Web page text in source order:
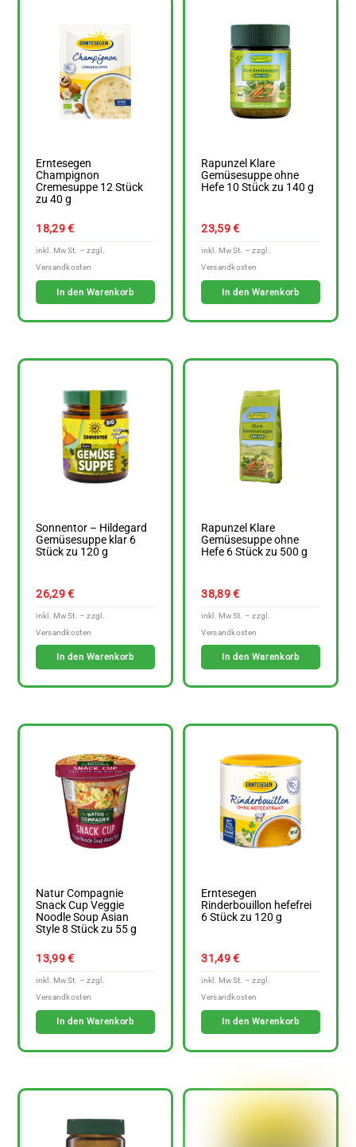
Erntesegen
Champignon
Cremesuppe 12 Stück
zu 40 g
18,29€
In den Warenkorb
Rapunzel Klare
Gemüsesuppe ohne
Hefe 10 Stück zu 140 g
23,59€
In den Warenkorb
Sonnentor – Hildegard
Gemüsesuppe klar 6
Stück zu 120 g
26,29€
In den Warenkorb
Rapunzel Klare
Gemüsesuppe ohne
Hefe 6 Stück zu 500 g
38,89€
In den Warenkorb
Natur Compagnie
Snack Cup Veggie
Noodle Soup Asian
Style 8 Stück zu 55 g
13,99€
In den Warenkorb
Erntesegen
Rinderbouillon hefefrei
6 Stück zu 120 g
31,49€
In den Warenkorb